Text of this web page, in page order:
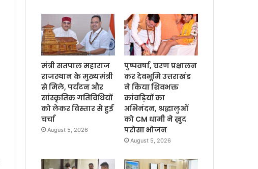
मंत्री सतपाल महाराज
राजस्थान के मुख्यमंत्री
से मिले, पर्यटन और
सांस्कृतिक गतिविधियों
को लेकर विस्तार से हुई
चर्चा
August 5, 2026
पुष्पवर्षा, चरण प्रक्षालन
कर देवभूमि उत्तराखंड
ने किया शिवभक्त
कांवड़ियों का
अभिनंदन, श्रद्धालुओं
को CM धामी ने ख़ुद
परोसा भोजन
August 5, 2026